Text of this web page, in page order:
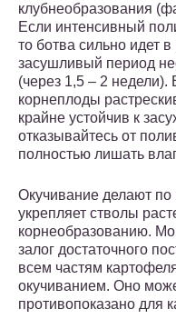
клубнеобразования
Если интенсивный
то ботва сильно идет
засушливый период
(через 1,5 – 2
корнеплоды
крайне устойчив к
отказывайтесь от
полностью лишать
Окучивание делают
укрепляет стволы
корнеобразованию.
залог достаточного
всем частям
окучиванием. Оно
противопоказано для